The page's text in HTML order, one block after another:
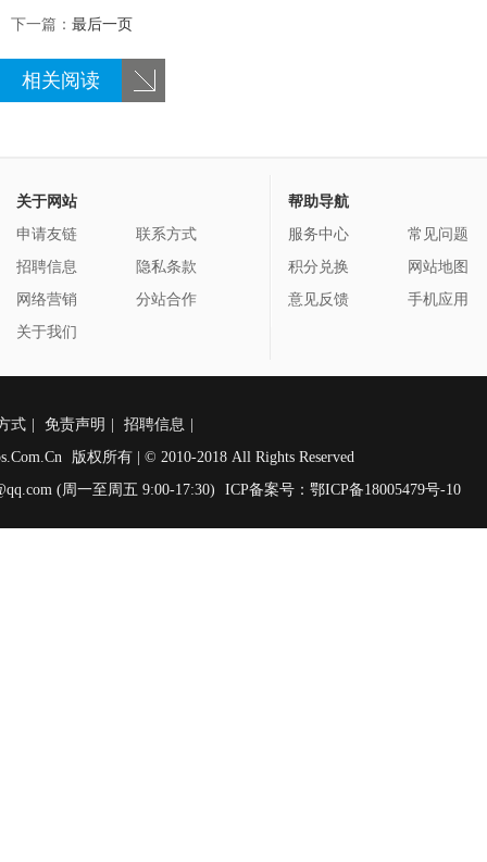
下一篇： 最后一页
相关阅读
关于网站
申请友链
联系方式
招聘信息
隐私条款
网络营销
分站合作
关于我们
帮助导航
服务中心
常见问题
积分兑换
网站地图
意见反馈
手机应用
式 免责声明 招聘信息
版权所有 | © 2010-2018 All Rights Reserved
(周一至周五 9:00-17:30)
ICP备案号：鄂ICP备18005479号-10